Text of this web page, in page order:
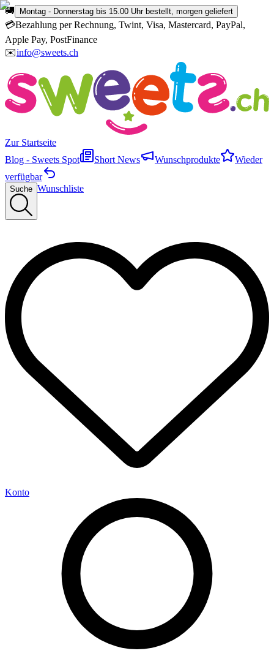
🚚 Montag - Donnerstag bis 15.00 Uhr bestellt, morgen geliefert
💳Bezahlung per Rechnung, Twint, Visa, Mastercard, PayPal,
Apple Pay, PostFinance
✉️info@sweets.ch
Zur Startseite
Blog - Sweets Spot
Short News Wunschprodukte
Wieder
verfügbar
Suche Wunschliste
Konto